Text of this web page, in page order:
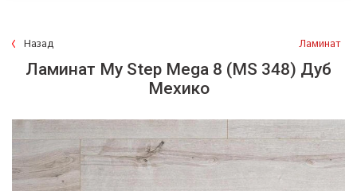
Назад Ламинат
Ламинат My Step Mega 8 (MS 348) Дуб
Мехико